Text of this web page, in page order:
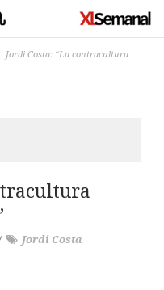
Jordi Costa: “La contracultura
Jordi Costa